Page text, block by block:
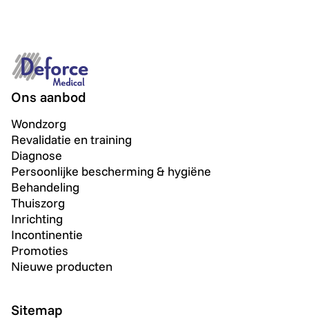
Ons aanbod
Wondzorg
Revalidatie en training
Diagnose
Persoonlijke bescherming & hygiëne
Behandeling
Thuiszorg
Inrichting
Incontinentie
Promoties
Nieuwe producten
Sitemap